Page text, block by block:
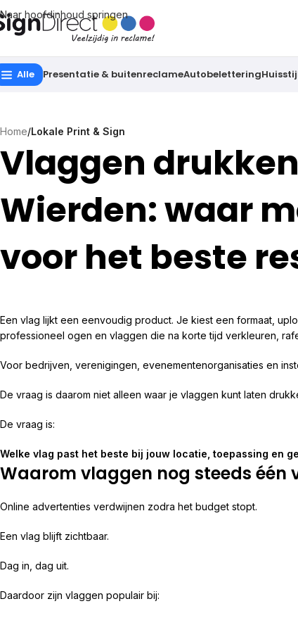
Naar hoofdinhoud springen
Alle Presentatie & buitenreclameAutobelettering
Home/Lokale Print & Sign
Vlaggen
Wierden: waar
voor het beste
Een vlag lijkt een eenvoudig product. Je kiest een formaat,
professioneel ogen en vlaggen die na korte tijd verkleuren,
Voor bedrijven, verenigingen, evenementenorganisaties en
De vraag is daarom niet alleen waar je vlaggen kunt laten
De vraag is:
Welke vlag past het beste bij jouw locatie, toepassing en
Waarom vlaggen nog steeds
Online advertenties verdwijnen zodra het budget stopt.
Een vlag blijft zichtbaar.
Dag in, dag uit.
Daardoor zijn vlaggen populair bij: